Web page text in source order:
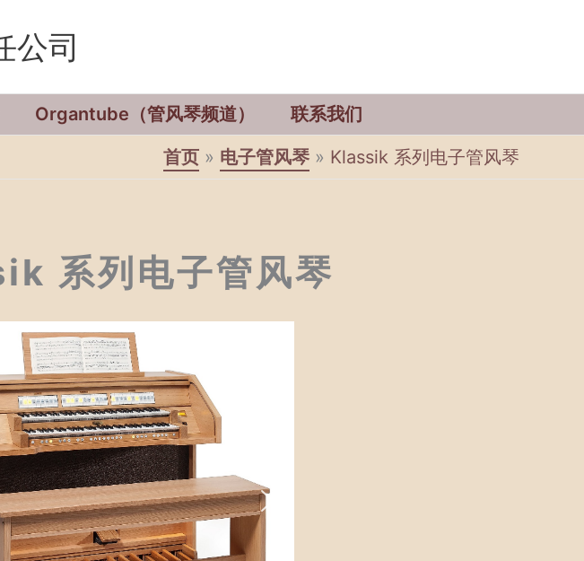
公司
Organtube（管风琴频道）
联系我们
首页
电子管风琴 Klassik 系列电子管风琴
系列电子管风琴